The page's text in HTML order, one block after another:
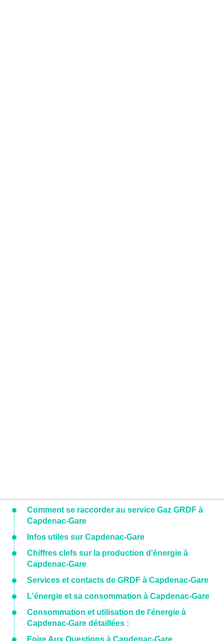
Comment se raccorder au service Gaz GRDF à
Capdenac-Gare
Infos utiles sur Capdenac-Gare
Chiffres clefs sur la production d'énergie à
Capdenac-Gare
Services et contacts de GRDF à Capdenac-Gare
L'énergie et sa consommation à Capdenac-Gare
Consommation et utilisation de l'énergie à
Capdenac-Gare détaillées :